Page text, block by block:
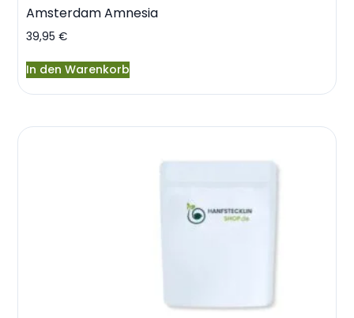
Amsterdam Amnesia
39,95€
In den Warenkorb